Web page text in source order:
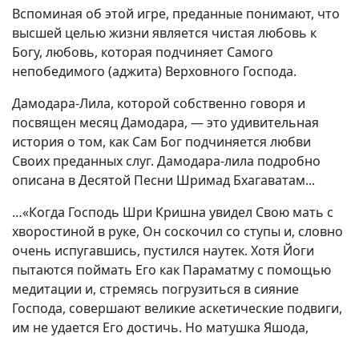
Вспоминая об этой игре, преданные понимают, что
высшей целью жизни является чистая любовь к
Богу, любовь, которая подчиняет Самого
непобедимого (аджита) Верховного Господа.
Дамодара-Лила, которой собственно говоря и
посвящен месяц Дамодара, — это удивительная
история о том, как Сам Бог подчиняется любви
Своих преданных слуг. Дамодара-лила подробно
описана в Десятой Песни Шримад Бхагаватам...
…«Когда Господь Шри Кришна увидел Свою мать с
хворостиной в руке, Он соскочил со ступы и, словно
очень испугавшись, пустился наутек. Хотя Йоги
пытаются поймать Его как Параматму с помощью
медитации и, стремясь погрузиться в сияние
Господа, совершают великие аскетические подвиги,
им не удается Его достичь. Но матушка Яшода,